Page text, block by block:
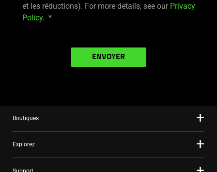
et les réductions). For more details, see our Privacy
Policy.
ENVOYER
Boutiques
Explorez